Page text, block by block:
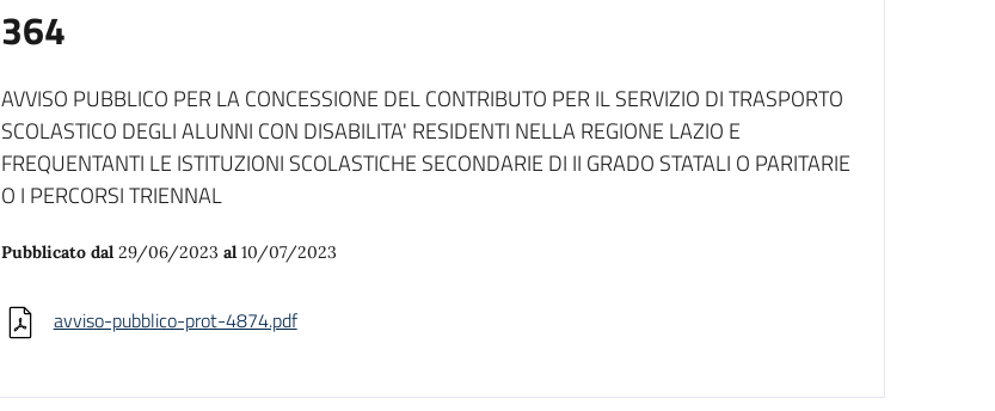
364
AVVISO PUBBLICO PER LA CONCESSIONE DEL CONTRIBUTO PER IL SERVIZIO DI TRASPORTO
SCOLASTICO DEGLI ALUNNI CON DISABILITA' RESIDENTI NELLA REGIONE LAZIO E
FREQUENTANTI LE ISTITUZIONI SCOLASTICHE SECONDARIE DI II GRADO STATALI O PARITARIE
O I PERCORSI TRIENNAL
Pubblicato dal 29/06/2023 al10/07/2023
avviso-pubblico-prot-4874.pdf